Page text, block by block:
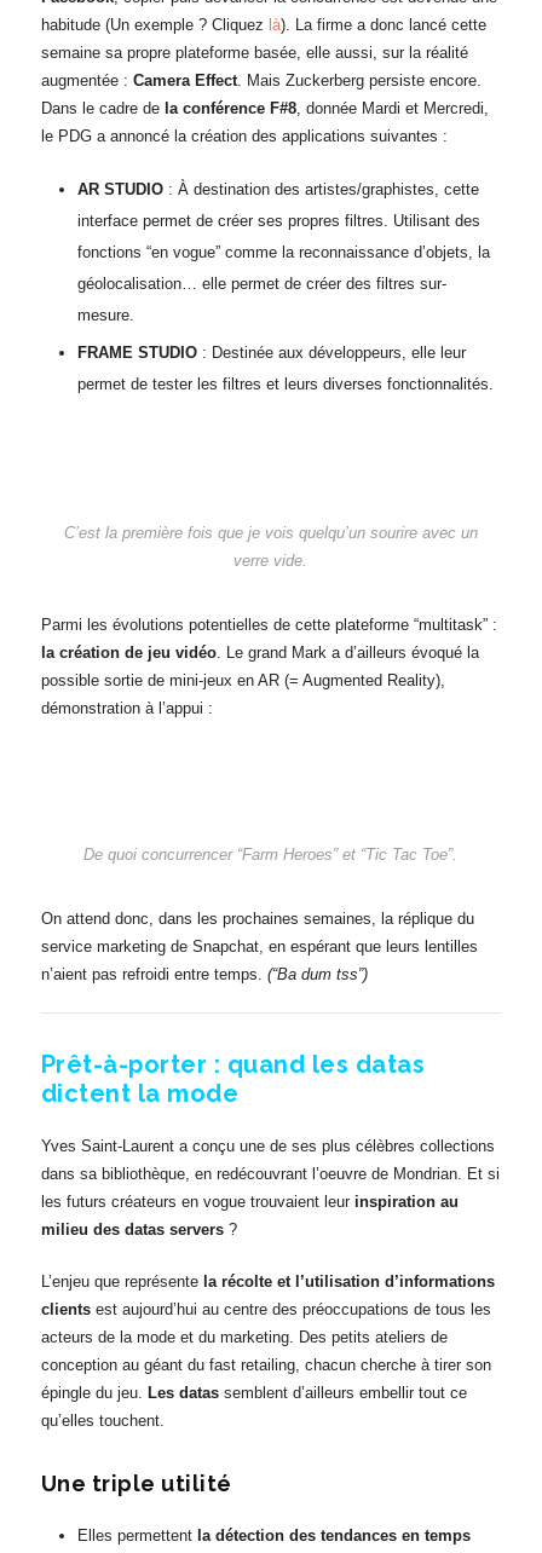
habitude (Un exemple ? Cliquez là). La firme a donc lancé cette
semaine sa propre plateforme basée, elle aussi, sur la réalité
augmentée : Camera Effect. Mais Zuckerberg persiste encore.
Dans le cadre dela conférence F#8, donnée Mardi et Mercredi,
le PDG a annoncé la création des applications suivantes :
AR STUDIO: À destination des artistes/graphistes, cette
interface permet de créer ses propres filtres. Utilisant des
fonctions “en vogue” comme la reconnaissance d’objets, la
géolocalisation… elle permet de créer des filtres sur-
mesure.
FRAME STUDIO: Destinée aux développeurs, elle leur
permet de tester les filtres et leurs diverses fonctionnalités.
C’est la première fois que je vois quelqu’un sourire avec un
verre vide.
Parmi les évolutions potentielles de cette plateforme “multitask” :
la création de jeu vidéo. Le grand Mark a d’ailleurs évoqué la
possible sortie de mini-jeux en AR (= Augmented Reality),
démonstration à l’appui :
De quoi concurrencer “Farm Heroes” et “Tic Tac Toe”.
On attend donc, dans les prochaines semaines, la réplique du
service marketing de Snapchat, en espérant que leurs lentilles
n’aient pas refroidi entre temps. (“Ba dum tss”)
Prêt-à-porter : quand les datas
dictent la mode
Yves Saint-Laurent a conçu une de ses plus célèbres collections
dans sa bibliothèque, en redécouvrant l’oeuvre de Mondrian. Et si
les futurs créateurs en vogue trouvaient leurinspiration au
milieu des datas servers?
L’enjeu que représentela récolte et l’utilisation d’informations
clientsest aujourd’hui au centre des préoccupations de tous les
acteurs de la mode et du marketing. Des petits ateliers de
conception au géant du fast retailing, chacun cherche à tirer son
épingle du jeu. Les datassemblent d’ailleurs embellir tout ce
qu’elles touchent.
Une triple utilité
Elles permettent la détection des tendances en temps